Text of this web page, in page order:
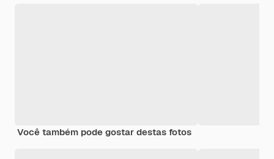
Você também pode gostar destas fotos